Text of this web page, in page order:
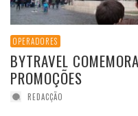
OPERADORES
BYTRAVEL
PROMOÇÕES
REDACÇÃO